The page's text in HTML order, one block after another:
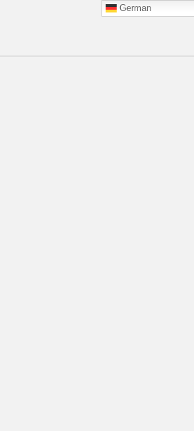
German